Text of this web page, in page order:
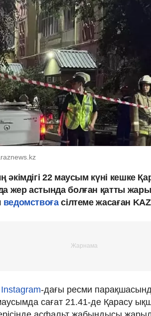
әкімдігі 22 маусым күні кешке
жер астында болған қатты
ведомствоғасілтеме жасаған
Instagram-дағы ресми
сағат 21.41-де Қарасу